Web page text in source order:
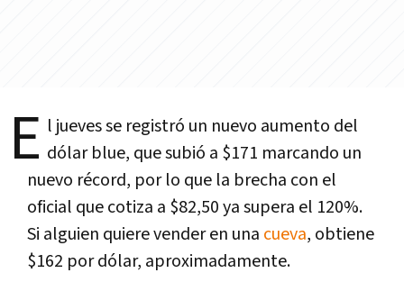
E l jueves se registró un nuevo aumento del
dólar blue, que subió a $171 marcando un
nuevo récord, por lo que la brecha con el
oficial que cotiza a $82,50 ya supera el 120%.
Si alguien quiere vender en una cueva, obtiene
$162 por dólar, aproximadamente.